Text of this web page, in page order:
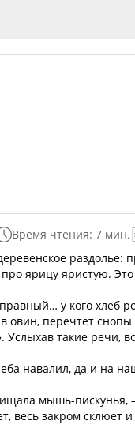
Время чтения: 7 мин.
раздолье:
ярицу яристую. Это
у кого хлеб
овин, перечтет
такие речи,
навалил, да и на
мышь-пискунья,
весь закром склюет